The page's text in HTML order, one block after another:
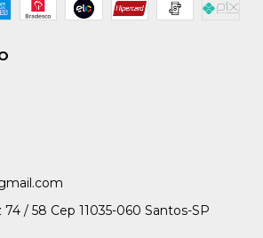
/ 58 Cep 11035-060 Santos-SP